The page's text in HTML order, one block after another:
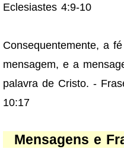
Eclesiastes 4:9-10
Consequentemente, a
mensagem, e a
palavra de Cristo. -
10:17
Mensagens e